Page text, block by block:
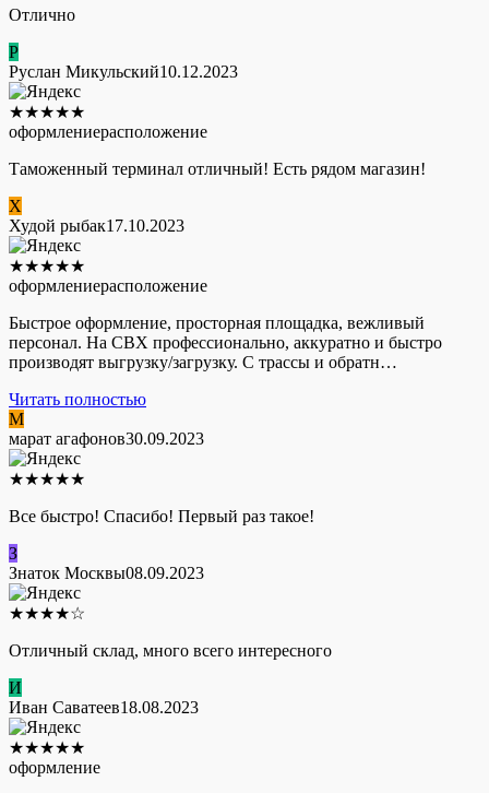
Отлично
Р
Руслан Микульский10.12.2023
★★★★★
оформлениерасположение
Таможенный терминал отличный! Есть рядом магазин!
Х
Худой рыбак17.10.2023
★★★★★
оформлениерасположение
Быстрое оформление, просторная площадка, вежливый
персонал. На СВХ профессионально, аккуратно и быстро
производят выгрузку/загрузку. С трассы и обратн…
Читать полностью
М
марат агафонов30.09.2023
★★★★★
Все быстро! Спасибо! Первый раз такое!
З
Знаток Москвы08.09.2023
★★★★☆
Отличный склад, много всего интересного
И
Иван Саватеев18.08.2023
★★★★★
оформление